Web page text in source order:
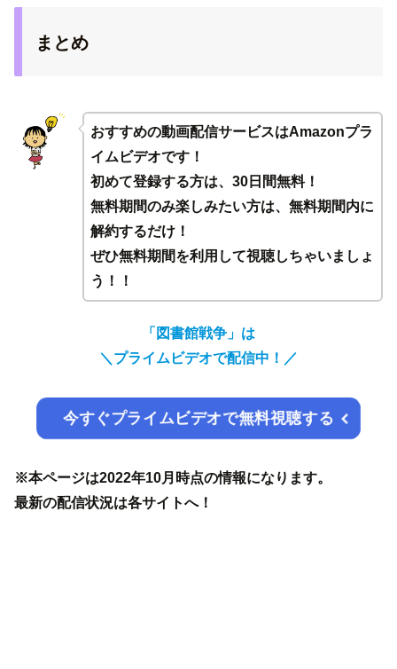
まとめ
おすすめの動画配信サービスはAmazonプラ
イムビデオです！
初めて登録する方は、30日間無料！
無料期間のみ楽しみたい方は、無料期間内に
解約するだけ！
ぜひ無料期間を利用して視聴しちゃいましょ
う！！
「図書館戦争」は
＼プライムビデオで配信中！／
今すぐプライムビデオで無料視聴する
※本ページは2022年10月時点の情報になります。
最新の配信状況は各サイトへ！